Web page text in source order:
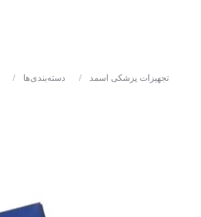
تجهیزات پزشکی اسمد / دسته‌بندی‌ها /